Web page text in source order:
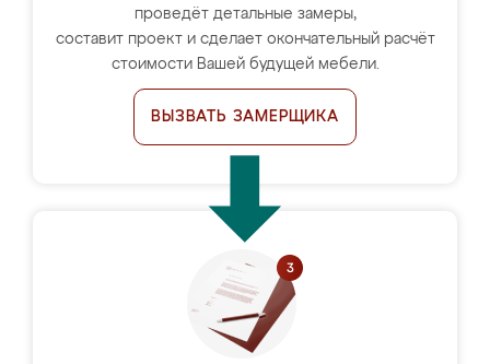
проведёт детальные замеры,
составит проект и сделает окончательный расчёт
стоимости Вашей будущей мебели.
ВЫЗВАТЬ ЗАМЕРЩИКА